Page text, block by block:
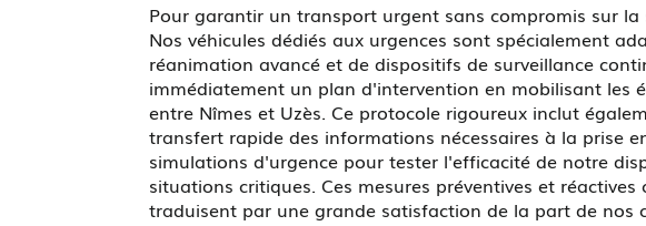
Pour garantir un transport urgent sans compromis sur la
Nos véhicules dédiés aux urgences sont spécialement
réanimation avancé et de dispositifs de surveillance
immédiatement un plan d'intervention en mobilisant les
entre Nîmes et Uzès. Ce protocole rigoureux inclut
transfert rapide des informations nécessaires à la prise
simulations d'urgence pour tester l'efficacité de notre
situations critiques. Ces mesures préventives et
traduisent par une grande satisfaction de la part de nos